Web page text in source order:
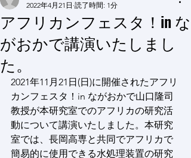
アフリカンフェスタ！in な
がおかで講演いたしまし
た。
2022年4月21日 読了時間: 1分
2021年11月21日(日)に開催されたアフリ
カンフェスタ！in ながおかで山口隆司
教授が本研究室でのアフリカの研究活
動について講演いたしました。本研究
室では、長岡高専と共同でアフリカで
簡易的に使用できる水処理装置の研究